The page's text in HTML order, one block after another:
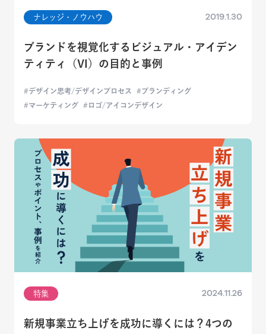
ナレッジ・ノウハウ 2019.1.30
ブランドを視覚化するビジュアル・アイデン
ティティ（VI）の目的と事例
デザイン思考/デザインプロセス
ブランディング
マーケティング
ロゴ/アイコンデザイン
特集 2024.11.26
新規事業立ち上げを成功に導くには？4つの